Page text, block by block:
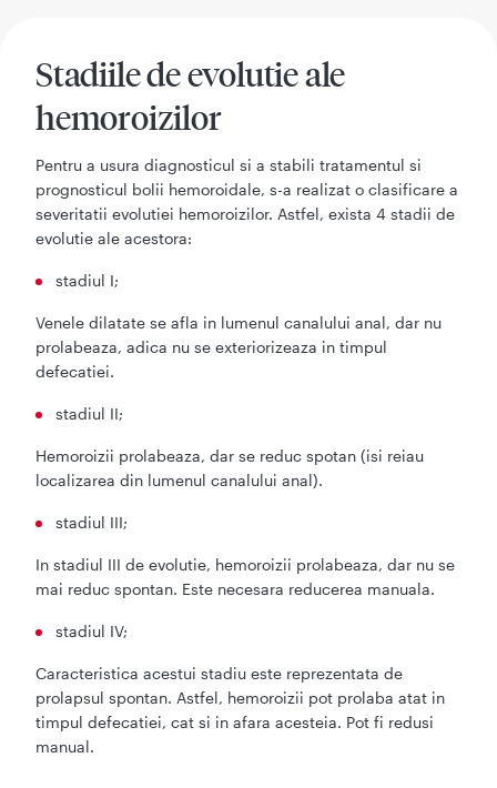
Stadiile de evolutie ale
hemoroizilor
Pentru a usura diagnosticul si a stabili tratamentul si
prognosticul bolii hemoroidale, s-a realizat o clasificare a
severitatii evolutiei hemoroizilor. Astfel, exista 4 stadii de
evolutie ale acestora:
stadiul I;
Venele dilatate se afla in lumenul canalului anal, dar nu
prolabeaza, adica nu se exteriorizeaza in timpul
defecatiei.
stadiul II;
Hemoroizii prolabeaza, dar se reduc spotan (isi reiau
localizarea din lumenul canalului anal).
stadiul III;
In stadiul III de evolutie, hemoroizii prolabeaza, dar nu se
mai reduc spontan. Este necesara reducerea manuala.
stadiul IV;
Caracteristica acestui stadiu este reprezentata de
prolapsul spontan. Astfel, hemoroizii pot prolaba atat in
timpul defecatiei, cat si in afara acesteia. Pot fi redusi
manual.